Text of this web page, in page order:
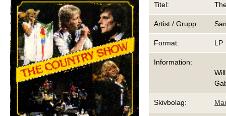
Titel:
Artist / Grupp:
Format: LP
Information:
Skivbolag: